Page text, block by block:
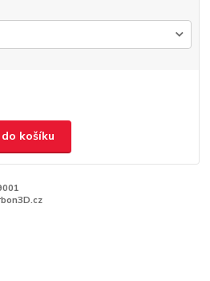
košíku